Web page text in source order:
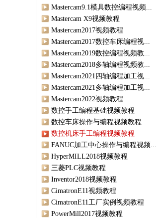
Mastercam9.1模具数控编程视频...
Mastercam X9视频教程
Mastercam2017视频教程
Mastercam2017数控车床编程视...
Mastercam2019数控编程视频教...
Mastercam2018多轴编程视频教...
Mastercam2021四轴编程加工视...
Mastercam2021多轴编程加工视...
Mastercam2022视频教程
数控手工编程基础视频教程
数控车床操作与编程视频教程
数控机床手工编程视频教程
FANUC加工中心操作与编程视频...
HyperMILL2018视频教程
三菱PLC视频教程
Inventor2018视频教程
CimatronE11视频教程
CimatronE11工厂实例视频教程
PowerMill2017视频教程